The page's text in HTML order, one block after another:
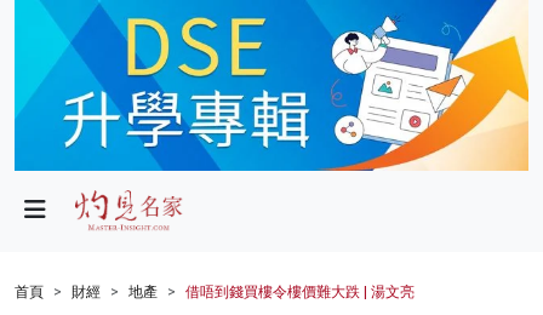
政局
財經
首頁 財經 地產 借唔到錢買樓令樓價難大跌 | 湯文亮